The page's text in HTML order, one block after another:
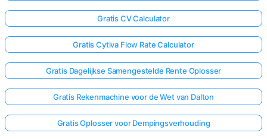
Gratis CV Calculator
Gratis Cytiva Flow Rate Calculator
Gratis Dagelijkse Samengestelde Rente Oplosser
Gratis Rekenmachine voor de Wet van Dalton
Gratis Oplosser voor Dempingsverhouding